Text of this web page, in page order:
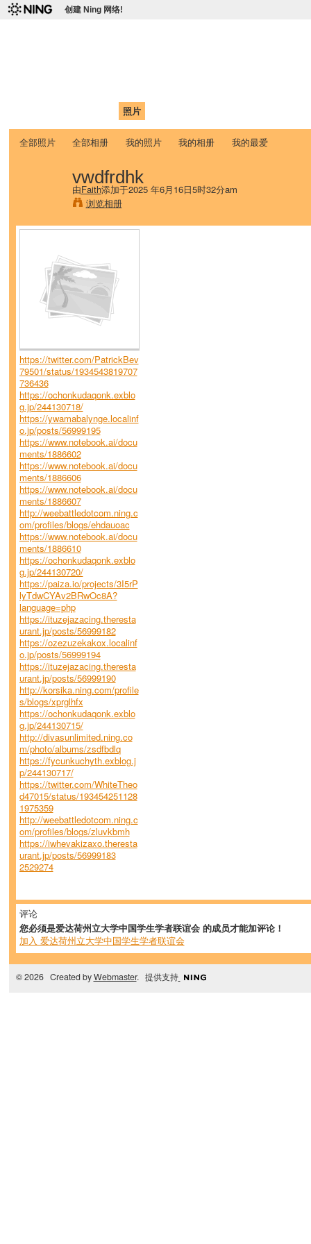
创建 Ning 网络!
照片
全部照片 全部相册 我的照片 我的相册 我的最爱
vwdfrdhk
由Faith添加于2025 年6月16日5时32分am
浏览相册
https://twitter.com/PatrickBev
79501/status/1934543819707
736436
https://ochonkudaqonk.exblo
g.jp/244130718/
https://ywamabalynge.localinf
o.jp/posts/56999195
https://www.notebook.ai/docu
ments/1886602
https://www.notebook.ai/docu
ments/1886606
https://www.notebook.ai/docu
ments/1886607
http://weebattledotcom.ning.c
om/profiles/blogs/ehdauoac
https://www.notebook.ai/docu
ments/1886610
https://ochonkudaqonk.exblo
g.jp/244130720/
https://paiza.io/projects/3I5rP
lyTdwCYAv2BRwOc8A?
language=php
https://ituzejazacing.theresta
urant.jp/posts/56999182
https://ozezuzekakox.localinf
o.jp/posts/56999194
https://ituzejazacing.theresta
urant.jp/posts/56999190
http://korsika.ning.com/profile
s/blogs/xprglhfx
https://ochonkudaqonk.exblo
g.jp/244130715/
http://divasunlimited.ning.co
m/photo/albums/zsdfbdlq
https://fycunkuchyth.exblog.j
p/244130717/
https://twitter.com/WhiteTheo
d47015/status/193454251128
1975359
http://weebattledotcom.ning.c
om/profiles/blogs/zluvkbmh
https://iwhevakizaxo.theresta
urant.jp/posts/56999183
2529274
评论
您必须是爱达荷州立大学中国学生学者联谊会 的成员才能加评论！
加入 爱达荷州立大学中国学生学者联谊会
© 2026 Created byWebmaster. 提供支持